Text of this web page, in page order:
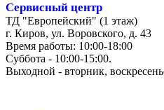
Сервисный центр
ТД "Европейский" (1 этаж)
г. Киров, ул. Воровского, д. 43
Время работы: 10:00-18:00
Суббота - 10:00-15:00.
Выходной - вторник,